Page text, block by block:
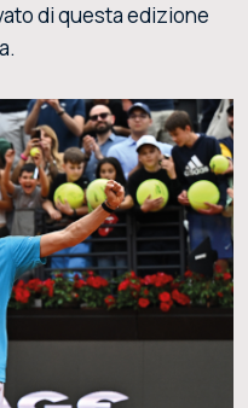
di questa edizione